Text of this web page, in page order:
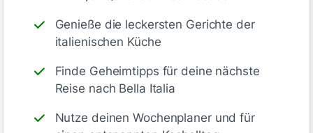
Genieße die leckersten Gerichte der
italienischen Küche
Finde Geheimtipps für deine nächste
Reise nach Bella Italia
Nutze deinen Wochenplaner und für
Kirschtomatenschmecken super
in diesem Caprese-Salat. Für
besondere Anlässe toppe ihn mit
ergänzeFeta oder Halloumi vom